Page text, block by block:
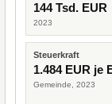
144 Tsd. EUR
2023
Steuerkraft
1.484 EUR je
Gemeinde, 2023